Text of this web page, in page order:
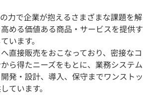
力で企業が抱えるさまざまな課題を解
める価値ある商品・サービスを提供す
います。
直接販売をおこなっており、密接なコ
ら得たニーズをもとに、業務システム
発・設計、導入、保守までワンストッ
ています。